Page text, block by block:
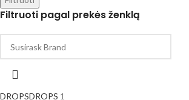
Filtruoti pagal prekės ženklą
DROPSDROPS 1